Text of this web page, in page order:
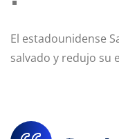
El estadounidense
salvado y redujo su